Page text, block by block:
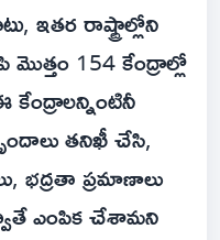
ఇతర రాష్ట్రాల్లోని
154 కేంద్రాల్లో
తనిఖీ చేసి,
భద్రతా ప్రమాణాలు
ఎంపిక చేశామని